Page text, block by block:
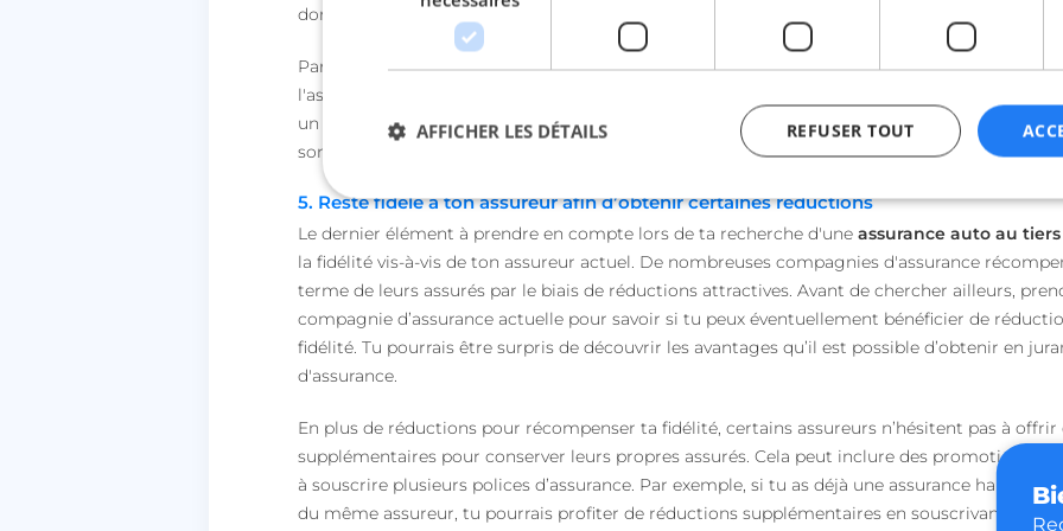
donc à mettre en avant ton profil de conducteur au moment de souscrire ou de renouveler
Par ailleurs, n'oublie pas de négocier avec ton assureur. Même si tu détiens un bon dossier
l'assureur ne te propose pas automatiquement un tarif avantageux. N’hésite pas dans ce
un contrat d’assurance auto au tiers pas cher
, en mettant en avant ton exemplarité au
sont ouverts à la négociation, surtout s'ils veulent conserver leurs assurés.
5. Reste fidèle à ton assureur afin d’obtenir certaines réductions
Le dernier élément à prendre en compte lors de ta recherche d'une assurance auto au tiers
la fidélité vis-à-vis de ton assureur actuel. De nombreuses compagnies d'assurance
terme de leurs assurés par le biais de réductions attractives. Avant de chercher ailleurs,
compagnie d’assurance actuelle pour savoir si tu peux éventuellement bénéficier de
fidélité. Tu pourrais être surpris de découvrir les avantages qu’il est possible d’obtenir en
d'assurance.
En plus de réductions pour récompenser ta fidélité, certains assureurs n’hésitent pas à offrir
supplémentaires pour conserver leurs propres assurés. Cela peut inclure des promotions
à souscrire plusieurs polices d’assurance. Par exemple, si tu as déjà une assurance
du même assureur, tu pourrais profiter de réductions supplémentaires en souscrivant une
REFUSER TOUT
AFFICHER LES DÉTAILS
Strictement nécessaires Non
Les cookies strictement nécessaires habilitent des fonctionnalités de base du site Web telles que la
la gestion des comptes. Le site Web ne peut pas être utilisé correctement sans les cookies strictement
Nom
Fournisseur / Domaine Expiration
Description
accounts.livechat.com
1 an 11
mois
Nécessaire pour la
fonction de boîte de
Web.
lccid
accounts.livechat.com
1 an 11
Nécessaire pour la